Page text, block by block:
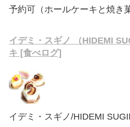
予約可（ホールケーキと焼き
イデミ・スギノ （HIDEMI
キ [食べログ]
イデミ・スギノ/HIDEMI